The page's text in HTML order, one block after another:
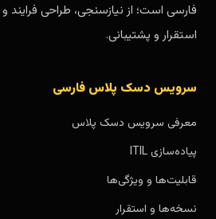
فارسی است؛ از نیازسنجی، طراحی فرایند
استقرار و پشتیبانی.
سرویس دسک پلاس فارسی
معرفی سرویس دسک پلاس
پیاده‌سازی ITIL
قابلیت‌ها و ویژگی‌ها
نسخه‌ها و استقرار